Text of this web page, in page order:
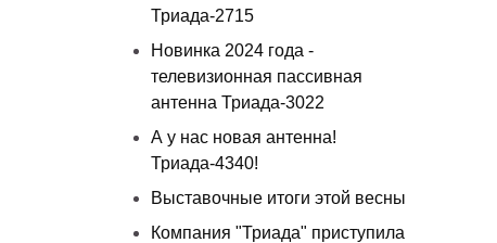
Триада-2715
Новинка 2024 года -
телевизионная пассивная
антенна Триада-3022
А у нас новая антенна!
Триада-4340!
Выставочные итоги этой весны
Компания "Триада" приступила